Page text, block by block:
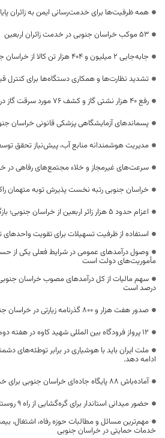
همه ظرفیت‌ها برای خدمت‌رسانی ایمن به زائران
53 موکب خراسان جنوبی در خدمت زائران اربعین
جابه‌جایی 2 میلیون و 404 هزار تن کالا از خراسان جنوبی به سراسر کشور
تشدید نظارت‌ها و همکاری دستگاه‌ها برای
رفع 40 هزار نشتی گاز و کشف 76 مورد سرقت گاز در چهار ماهه نخست سال
پسماندهای آزمایشگاهی پزشکی قانونی خراسان
مدیریت هوشمندانه منابع آب، پیش‌نیاز تحقق
سرعت‌های غیرمجاز و خلاء مجتمع‌های رفاهی در
خراسان جنوبی رتبه نخست پذیرش توبه متهمان
اعزام حدود 5 هزار زائر اربعین از خراسان جنوبی؛ بازگشت‌ها آغاز شد
استفاده از ظرفیت تسهیلات برای تقویت واحدهای
وصول درآمدهای عمومی در شرایط فعلی یکی از
مأموریت‌های دولت است
درصد است
صدور هفت هزار و ۸۰۰ گذرنامه زیارتی در خراسان جنوبی
۱۲ پرواز فرودگاه بین المللی شهید کاوه در هفته دوم مرداد
ملت ایران باید با هوشیاری در برابر توطئه‌های
ادامه دهد.
آماده‌باش ۸۸ پایگاه جاده‌ای خراسان جنوبی برای خدمت به زائران اربعین
حضور میدانی استاندار برای گره‌گشایی از راه ۹ روستای خوسف
مهم‌ترین مسائل و مطالبات حوزه رفاه، اشتغال،
خدمات حمایتی در خراسان جنوبی